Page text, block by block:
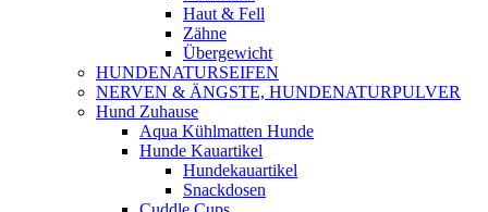
Haut & Fell
Zähne
Übergewicht
HUNDENATURSEIFEN
NERVEN & ÄNGSTE, HUNDENATURPULVER
Hund Zuhause
Aqua Kühlmatten Hunde
Hunde Kauartikel
Hundekauartikel
Snackdosen